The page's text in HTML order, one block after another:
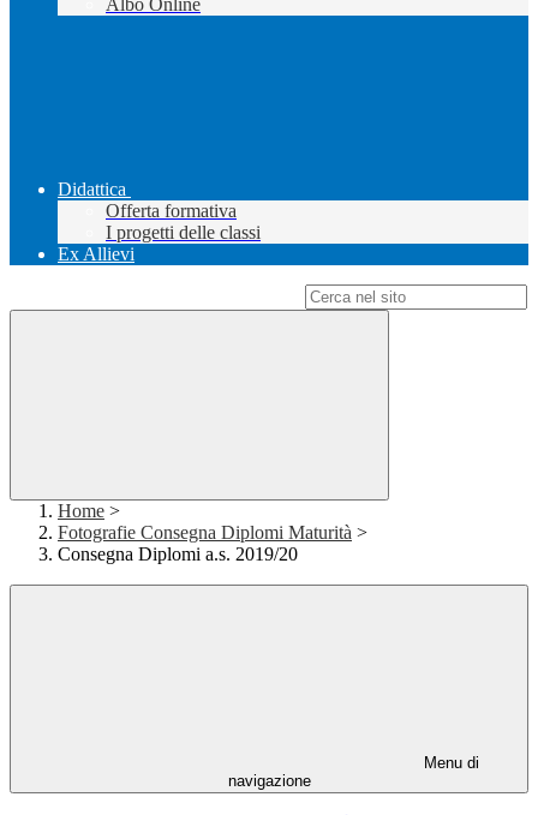
Albo Online
Didattica
Offerta formativa
I progetti delle classi
Ex Allievi
Home >
Fotografie Consegna Diplomi Maturità >
Consegna Diplomi a.s. 2019/20
Menu di
navigazione